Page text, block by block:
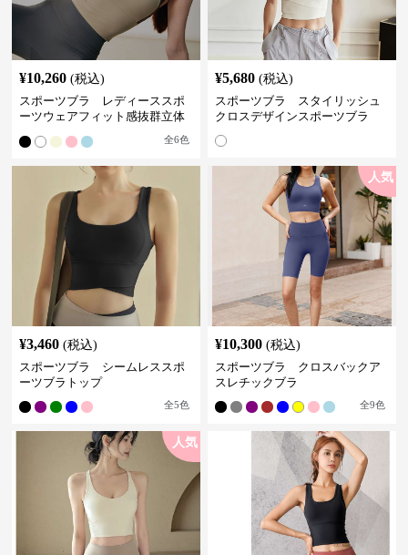
¥10,260 (税込)
スポーツブラ レディーススポ
ーツウェアフィット感抜群立体
全6色
¥5,680 (税込)
スポーツブラ スタイリッシュ
クロスデザインスポーツブラ
¥3,460 (税込)
スポーツブラ シームレススポ
ーツブラトップ
全5色
人気
¥10,300 (税込)
スポーツブラ クロスバックア
スレチックブラ
全9色
人気